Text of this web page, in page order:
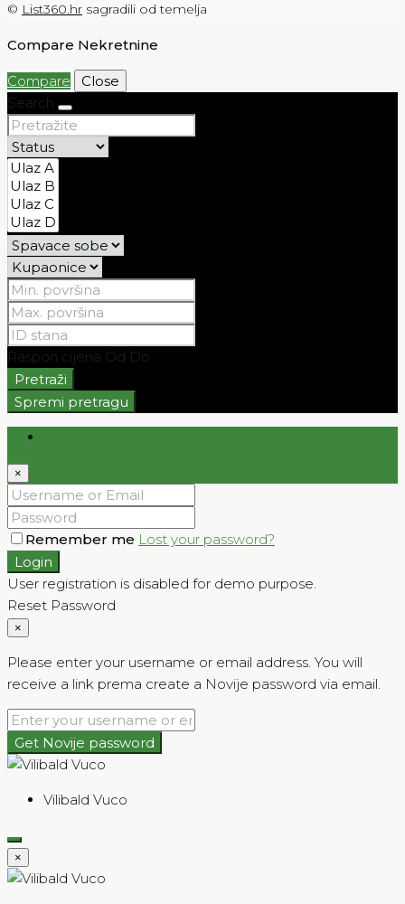
© List360.hr sagradili od temelja
Compare Nekretnine
Compare
Close
Search
Raspon cijena Od Do
Pretraži
Spremi pretragu
×
Remember me Lost your password?
Login
User registration is disabled for demo purpose.
Reset Password
×
Please enter your username or email address. You will
receive a link prema create a Novije password via email.
Get Novije password
Vilibald Vuco
×